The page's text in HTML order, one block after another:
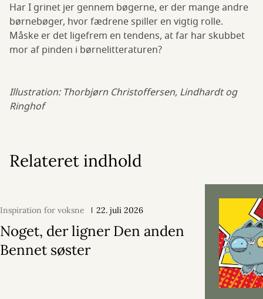
Har I grinet jer gennem bøgerne, er der mange andre
børnebøger, hvor fædrene spiller en vigtig rolle.
Måske er det ligefrem en tendens, at far har skubbet
mor af pinden i børnelitteraturen?
Illustration: Thorbjørn Christoffersen, Lindhardt og
Ringhof
Relateret indhold
Inspiration for voksne 22. juli 2026
Noget, der ligner Den anden
Bennet søster